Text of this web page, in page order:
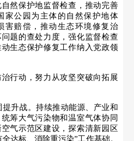
然保护地监督检查，推动完善
家公园为主体的自然保护地体
害赔偿，推动生态环境修复治
题的查处力度，强化监督检查
生态保护修复工作纳入党政领
行动，努力从攻坚突破向拓展
提升战。持续推动能源、产业和
筹大气污染物和温室气体协同
气示范区建设，探索清新园区
达标、消除重污染”工作基础。